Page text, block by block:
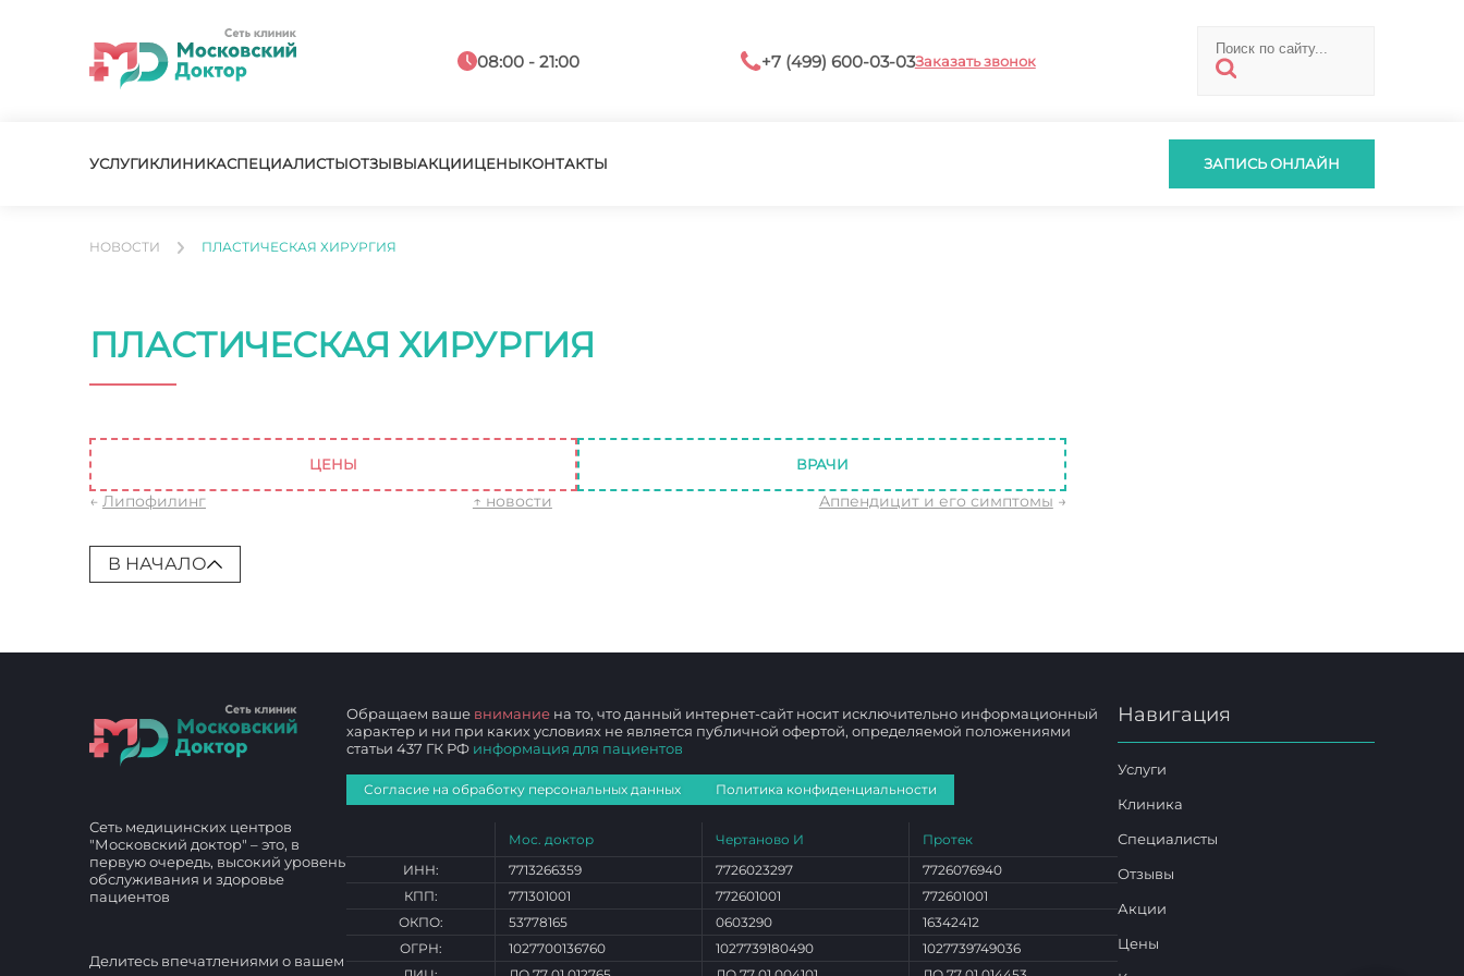
08:00 - 21:00 +7 (499) 600-03-03Заказать звонок
УСЛУГИКЛИНИКАСПЕЦИАЛИСТЫОТЗЫВЫАКЦИИЦЕНЫКОНТАКТЫ ЗАПИСЬ ОНЛАЙН
НОВОСТИ ПЛАСТИЧЕСКАЯ ХИРУРГИЯ
ПЛАСТИЧЕСКАЯ ХИРУРГИЯ
ЦЕНЫ ВРАЧИ
← Липофилинг ↑ новости Аппендицит и его симптомы →
В НАЧАЛО
Сеть медицинских центров
"Московский доктор" – это, в
первую очередь, высокий уровень
обслуживания и здоровье
пациентов
Делитесь впечатлениями о вашем
Обращаем ваше внимание на то, что данный интернет-сайт носит исключительно информационный
характер и ни при каких условиях не является публичной офертой, определяемой положениями
статьи 437 ГК РФ информация для пациентов
Согласие на обработку персональных данных Политика конфиденциальности
ИНН:
КПП:
ОКПО:
ОГРН:
Мос. доктор
7713266359
771301001
53778165
1027700136760
Чертаново И
7726023297
772601001
0603290
1027739180490
Протек
7726076940
772601001
16342412
1027739749036
Навигация
Услуги
Клиника
Специалисты
Отзывы
Акции
Цены